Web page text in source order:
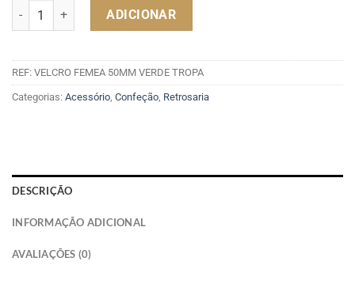
Quantidade de VELCRO FEMEA 50MM COR VERDE TROPA
ADICIONAR
REF: VELCRO FEMEA 50MM VERDE TROPA
Categorias: Acessório, Confeção, Retrosaria
DESCRIÇÃO
INFORMAÇÃO ADICIONAL
AVALIAÇÕES (0)